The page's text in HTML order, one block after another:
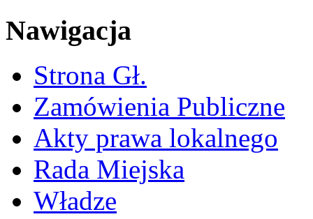
Nawigacja
Strona Gł.
Zamówienia Publiczne
Akty prawa lokalnego
Rada Miejska
Władze